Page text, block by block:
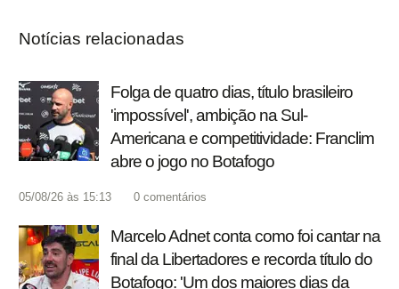
Notícias relacionadas
Folga de quatro dias, título brasileiro
'impossível', ambição na Sul-
Americana e competitividade: Franclim
abre o jogo no Botafogo
05/08/26 às 15:13 0 comentários
Marcelo Adnet conta como foi cantar na
final da Libertadores e recorda título do
Botafogo: 'Um dos maiores dias da